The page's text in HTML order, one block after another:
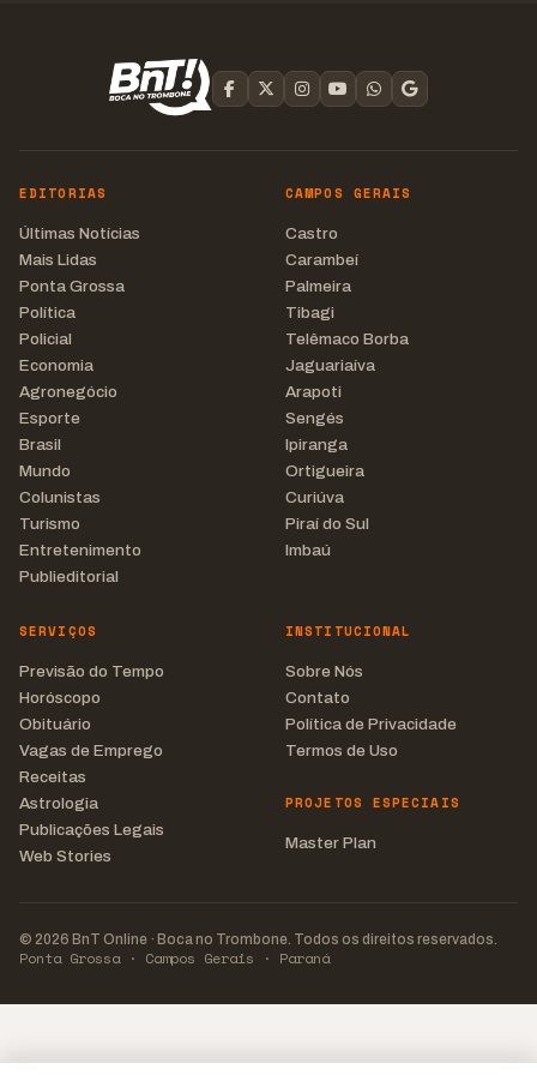
EDITORIAS
Últimas Notícias
Mais Lidas
Ponta Grossa
Política
Policial
Economia
Agronegócio
Esporte
Brasil
Mundo
Colunistas
Turismo
Entretenimento
Publieditorial
CAMPOS GERAIS
Castro
Carambeí
Palmeira
Tibagi
Telêmaco Borba
Jaguariaíva
Arapoti
Sengés
Ipiranga
Ortigueira
Curiúva
Piraí do Sul
Imbaú
SERVIÇOS
Previsão do Tempo
Horóscopo
Obituário
Vagas de Emprego
Receitas
Astrologia
Publicações Legais
Web Stories
INSTITUCIONAL
Sobre Nós
Contato
Política de Privacidade
Termos de Uso
PROJETOS ESPECIAIS
Master Plan
© 2026 BnT Online · Boca no Trombone. Todos os direitos reservados.
Ponta Grossa · Campos Gerais · Paraná